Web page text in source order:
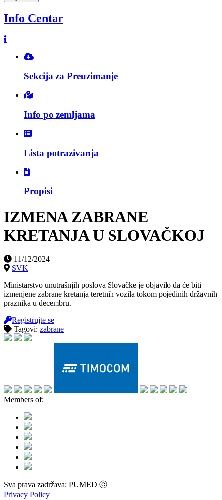
Info Centar
Sekcija za Preuzimanje
Info po zemljama
Lista potrazivanja
Propisi
IZMENA ZABRANE
KRETANJA U SLOVAČKOJ
11/12/2024
SVK
Ministarstvo unutrašnjih poslova Slovačke je objavilo da će biti
izmenjene zabrane kretanja teretnih vozila tokom pojedinih državnih
praznika u decembru.
Registrujte se
Tagovi: zabrane
Members of:
Sva prava zadržava: PUMED ⓒ
Privacy Policy